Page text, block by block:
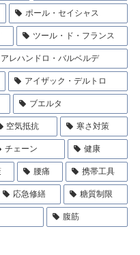
ポール・セイシャス
ツール・ド・フランス
アレハンドロ・バルベルデ
アイザック・デルトロ
ブエルタ
空気抵抗 寒さ対策
チェーン 健康
腰痛 携帯工具
応急修繕 糖質制限
腹筋